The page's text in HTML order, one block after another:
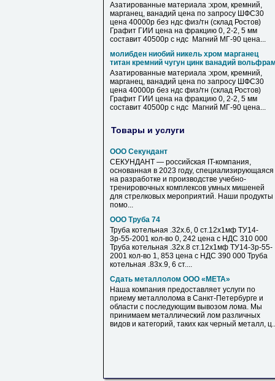
Азатированные материала :хром, кремний,
марганец, ванадий цена по запросу ШФС30
цена 40000р без ндс физ/тн (склад Ростов)
Графит ГИИ цена на фракцию 0, 2-2, 5 мм
составит 40500р с ндс Магний МГ-90 цена...
молибден ниобий никель хром марганец
титан кремний чугун цинк ванадий
Азатированные материала :хром, кремний,
марганец, ванадий цена по запросу ШФС30
цена 40000р без ндс физ/тн (склад Ростов)
Графит ГИИ цена на фракцию 0, 2-2, 5 мм
составит 40500р с ндс Магний МГ-90 цена...
Товары и услуги
ООО Секундант
СЕКУНДАНТ — российская IT-компания,
основанная в 2023 году, специализирующаяся
на разработке и производстве учебно-
тренировочных комплексов умных мишеней
для стрелковых мероприятий. Наши продукты
помо...
ООО Труба 74
Труба котельная .32х.6, 0 ст.12х1мф ТУ14-
3р-55-2001 кол-во 0, 242 цена с НДС 310 000
Труба котельная .32х.8 ст.12х1мф ТУ14-3р-55-
2001 кол-во 1, 853 цена с НДС 390 000 Труба
котельная .83х.9, 6 ст....
Сдать металлолом ООО «МЕТА»
Наша компания предоставляет услуги по
приему металлолома в Санкт-Петербурге и
области с последующим вывозом лома. Мы
принимаем металлический лом различных
видов и категорий, таких как черный металл,